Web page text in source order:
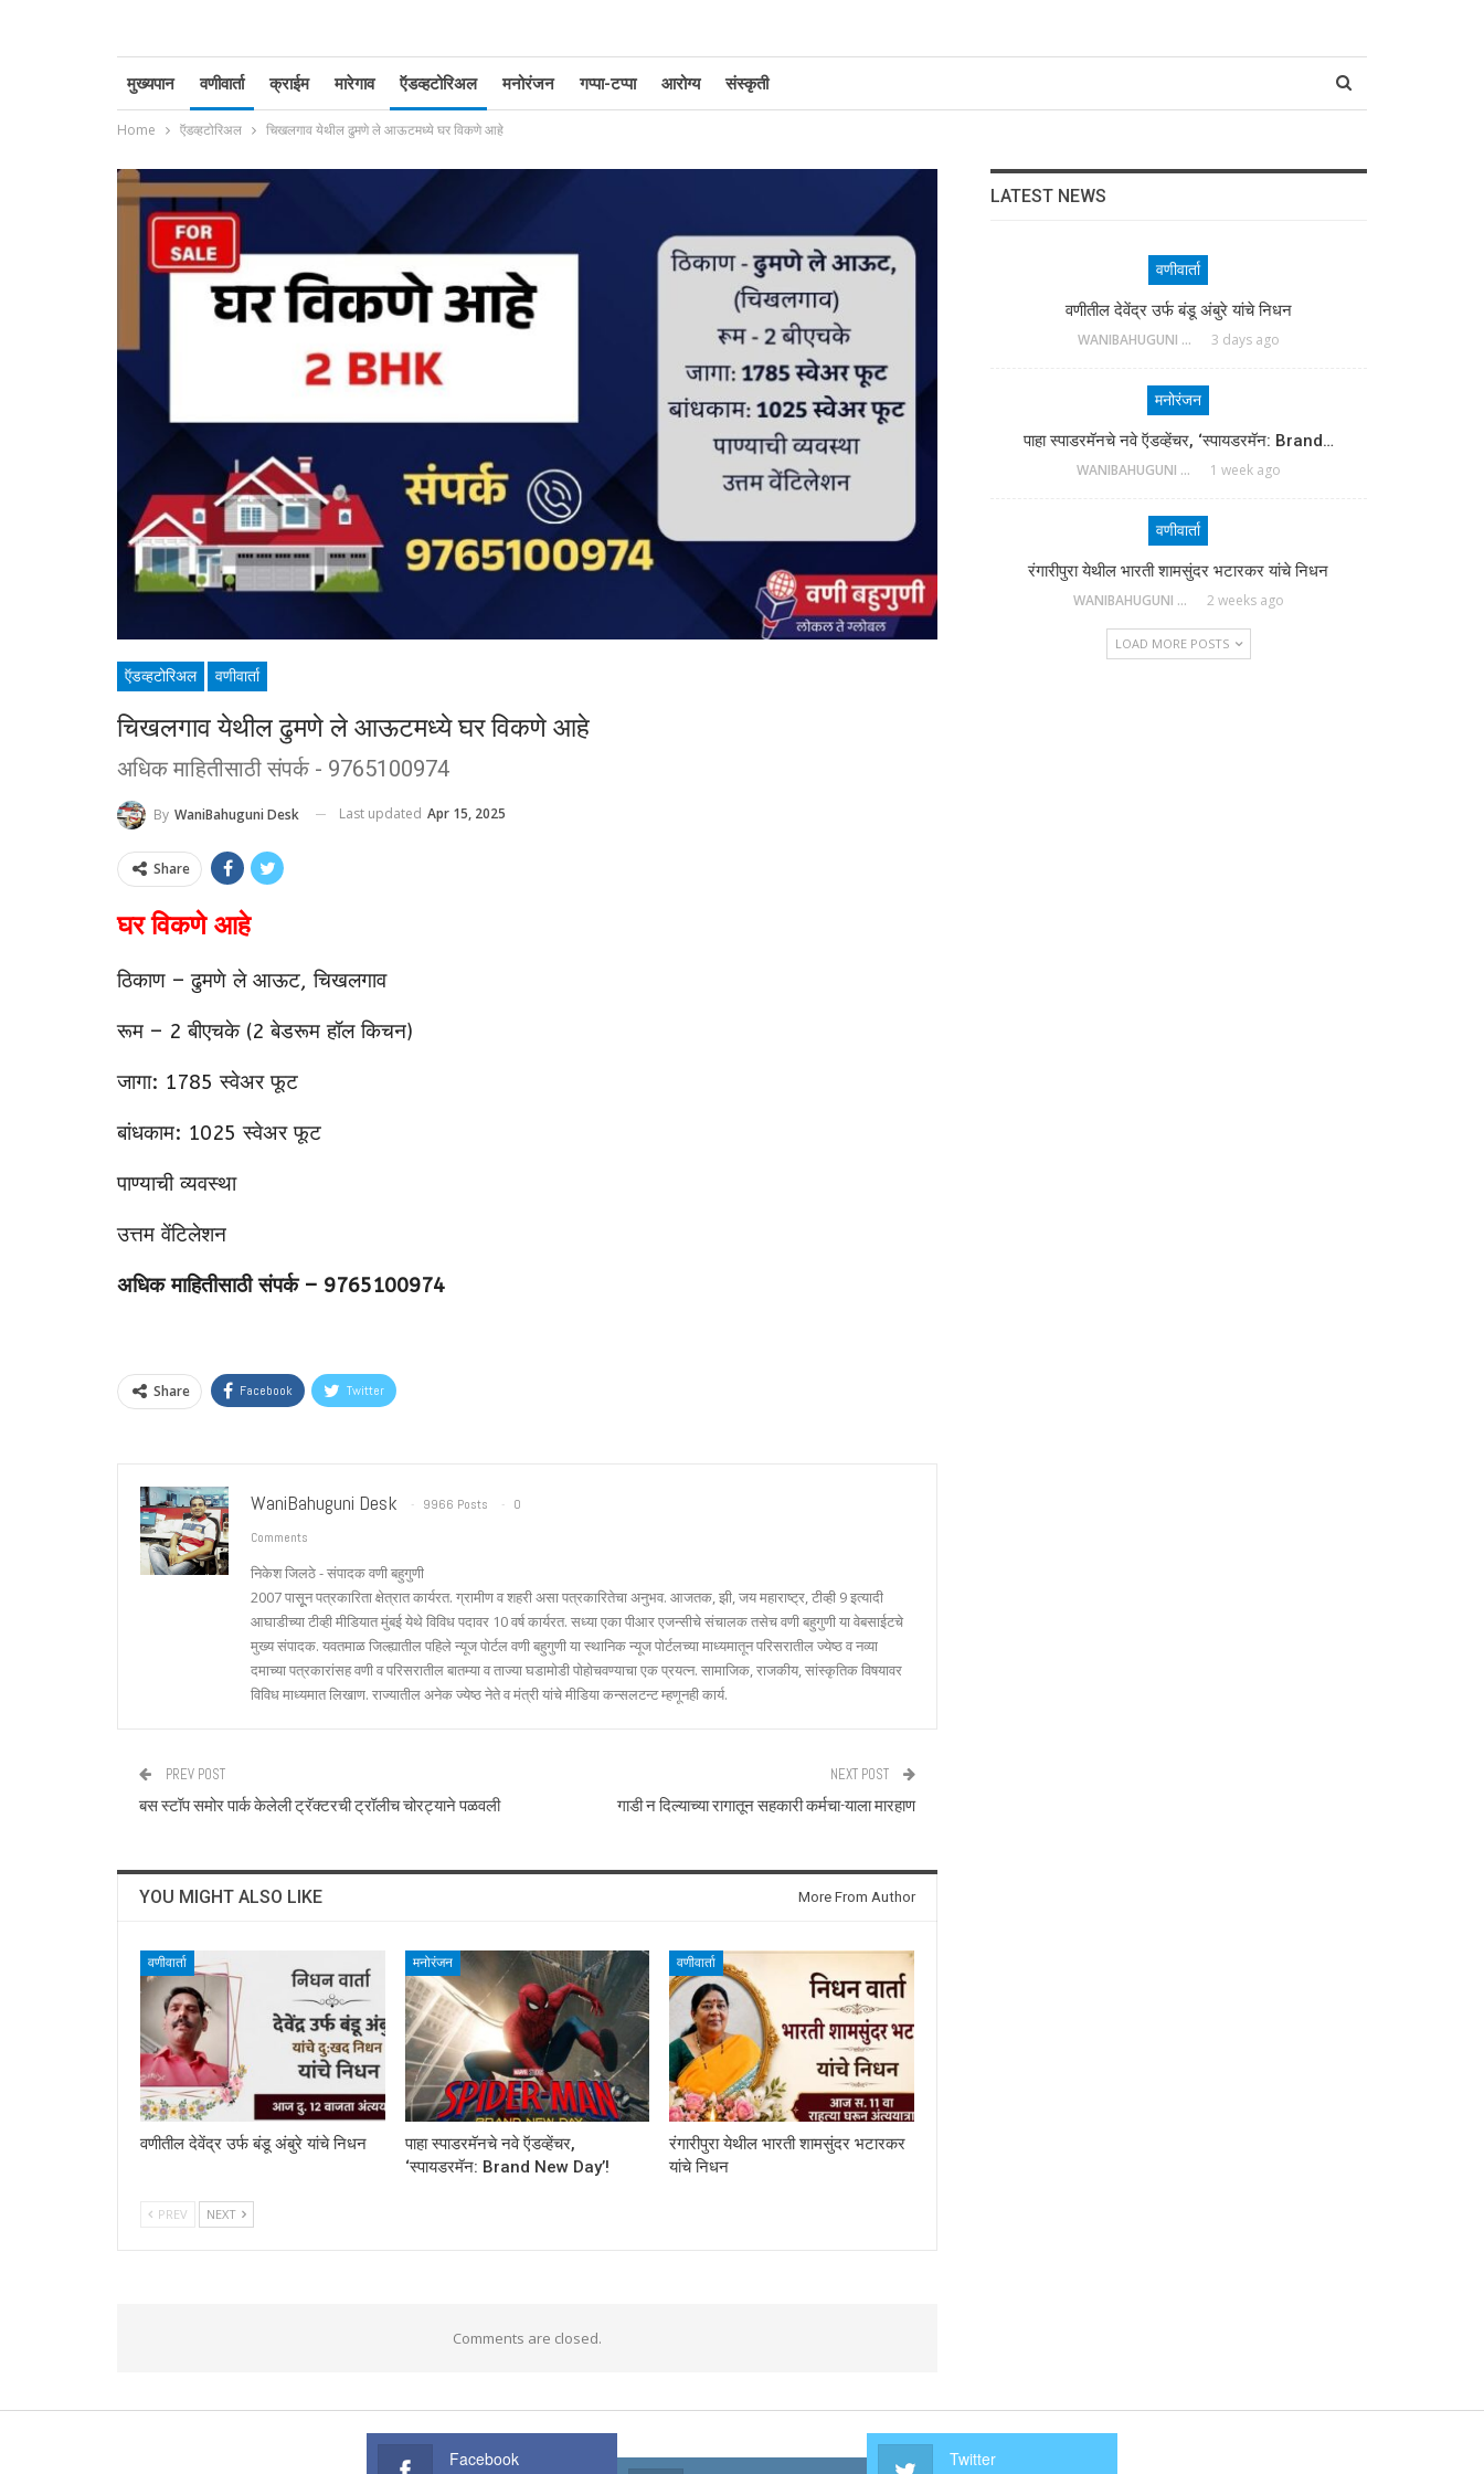
मुख्यपान वणीवार्ता क्राईम मारेगाव ऍडव्हटोरिअल मनोरंजन गप्पा-टप्पा आरोग्य संस्कृती
Home ऍडव्हटोरिअल चिखलगाव येथील ढुमणे ले आऊटमध्ये घर विकणे आहे
ऍडव्हटोरिअल वणीवार्ता
चिखलगाव येथील ढुमणे ले आऊटमध्ये घर विकणे आहे
अधिक माहितीसाठी संपर्क - 9765100974
By WaniBahuguni Desk Last updated Apr 15, 2025
Share
घर विकणे आहे
ठिकाण – ढुमणे ले आऊट, चिखलगाव
रूम – 2 बीएचके (2 बेडरूम हॉल किचन)
जागा: 1785 स्वेअर फूट
बांधकाम: 1025 स्वेअर फूट
पाण्याची व्यवस्था
उत्तम वेंटिलेशन
अधिक माहितीसाठी संपर्क – 9765100974
Share Facebook Twitter
WaniBahuguni Desk 9966 Posts
0
Comments
निकेश जिलठे - संपादक वणी बहुगुणी
2007 पासूून पत्रकारिता क्षेत्रात कार्यरत. ग्रामीण व शहरी असा पत्रकारितेचा अनुभव. आजतक, झी, जय महाराष्ट्र, टीव्ही 9 इत्यादी
आघाडीच्या टीव्ही मीडियात मुंबई येथे विविध पदावर 10 वर्ष कार्यरत. सध्या एका पीआर एजन्सीचे संचालक तसेच वणी बहुगुणी या वेबसाईटचे
मुख्य संपादक. यवतमाळ जिल्ह्यातील पहिले न्यूज पोर्टल वणी बहुगुणी या स्थानिक न्यूज पोर्टलच्या माध्यमातून परिसरातील ज्येष्ठ व नव्या
दमाच्या पत्रकारांसह वणी व परिसरातील बातम्या व ताज्या घडामोडी पोहोचवण्याचा एक प्रयत्न. सामाजिक, राजकीय, सांस्कृतिक विषयावर
विविध माध्यमात लिखाण. राज्यातील अनेक ज्येष्ठ नेते व मंत्री यांचे मीडिया कन्सलटन्ट म्हणूनही कार्य.
PREV POST
बस स्टॉप समोर पार्क केलेली ट्रॅक्टरची ट्रॉलीच चोरट्याने पळवली
NEXT POST
गाडी न दिल्याच्या रागातून सहकारी कर्मचा-याला मारहाण
YOU MIGHT ALSO LIKE More From Author
वणीवार्ता
वणीतील देवेंद्र उर्फ बंडू अंबुरे यांचे निधन
मनोरंजन
पाहा स्पाडरमॅनचे नवे ऍडव्हेंचर,
‘स्पायडरमॅन: Brand New Day’!
वणीवार्ता
रंगारीपुरा येथील भारती शामसुंदर भटारकर
यांचे निधन
PREV NEXT
Comments are closed.
LATEST NEWS
वणीवार्ता
वणीतील देवेंद्र उर्फ बंडू अंबुरे यांचे निधन
WANIBAHUGUNI DESK 3 days ago
मनोरंजन
पाहा स्पाडरमॅनचे नवे ऍडव्हेंचर, ‘स्पायडरमॅन: Brand…
WANIBAHUGUNI DESK 1 week ago
वणीवार्ता
रंगारीपुरा येथील भारती शामसुंदर भटारकर यांचे निधन
WANIBAHUGUNI DESK 2 weeks ago
LOAD MORE POSTS
Facebook Twitter